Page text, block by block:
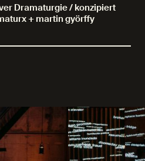
Dramaturgie / konzipiert
+ martin györffy